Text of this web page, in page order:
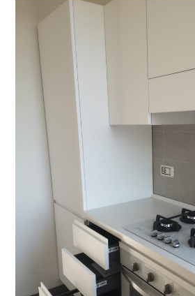
Progetti
Restyling Cucina
Contatto